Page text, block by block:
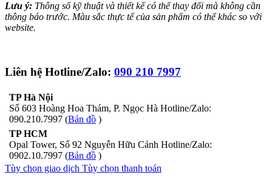
Lưu ý: Thông số kỹ thuật và thiết kế có thể thay đổi mà không cần
thông báo trước. Màu sắc thực tế của sản phẩm có thể khác so với
website.
Liên hệ Hotline/Zalo: 090 210 7997
TP Hà Nội
Số 603 Hoàng Hoa Thám, P. Ngọc Hà Hotline/Zalo:
090.210.7997 (Bản đồ )
TP HCM
Opal Tower, Số 92 Nguyễn Hữu Cảnh Hotline/Zalo:
0902.10.7997 (Bản đồ )
Tùy chọn giao dịch Tùy chọn thanh toán